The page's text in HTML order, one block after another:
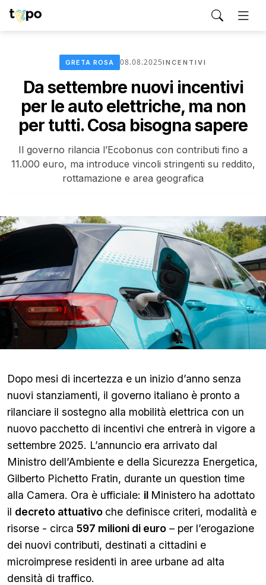
GRETA ROSA 08.08.2025INCENTIVI
Da settembre nuovi incentivi
per le auto elettriche, ma non
per tutti. Cosa bisogna sapere
Il governo rilancia l’Ecobonus con contributi fino a
11.000 euro, ma introduce vincoli stringenti su reddito,
rottamazione e area geografica
Dopo mesi di incertezza e un inizio d’anno senza
nuovi stanziamenti, il governo italiano è pronto a
rilanciare il sostegno alla mobilità elettrica con un
nuovo pacchetto di incentivi che entrerà in vigore a
settembre 2025. L’annuncio era arrivato dal
Ministro dell’Ambiente e della Sicurezza Energetica,
Gilberto Pichetto Fratin, durante un question time
alla Camera. Ora è ufficiale: il Ministero ha adottato
il decreto attuativo che definisce criteri, modalità e
risorse - circa 597 milioni di euro – per l’erogazione
dei nuovi contributi, destinati a cittadini e
microimprese residenti in aree urbane ad alta
densità di traffico.